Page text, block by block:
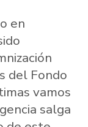
en
del Fondo
vamos
salga